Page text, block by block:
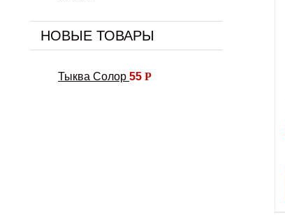
НОВЫЕ ТОВАРЫ
Тыква Солор 55 Р